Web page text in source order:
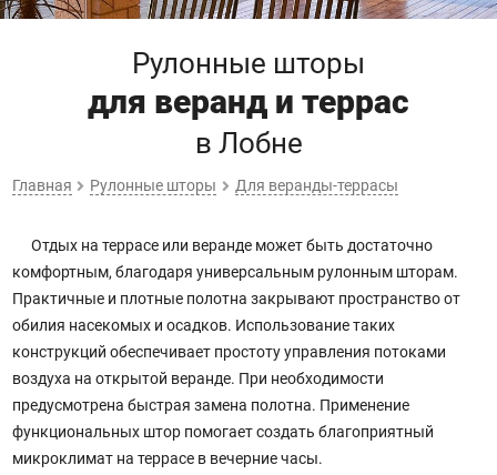
Рулонные шторы
для веранд и террас
в Лобне
Главная Рулонные шторы Для веранды-террасы
Отдых на террасе или веранде может быть достаточно
комфортным, благодаря универсальным рулонным шторам.
Практичные и плотные полотна закрывают пространство от
обилия насекомых и осадков. Использование таких
конструкций обеспечивает простоту управления потоками
воздуха на открытой веранде. При необходимости
предусмотрена быстрая замена полотна. Применение
функциональных штор помогает создать благоприятный
микроклимат на террасе в вечерние часы.